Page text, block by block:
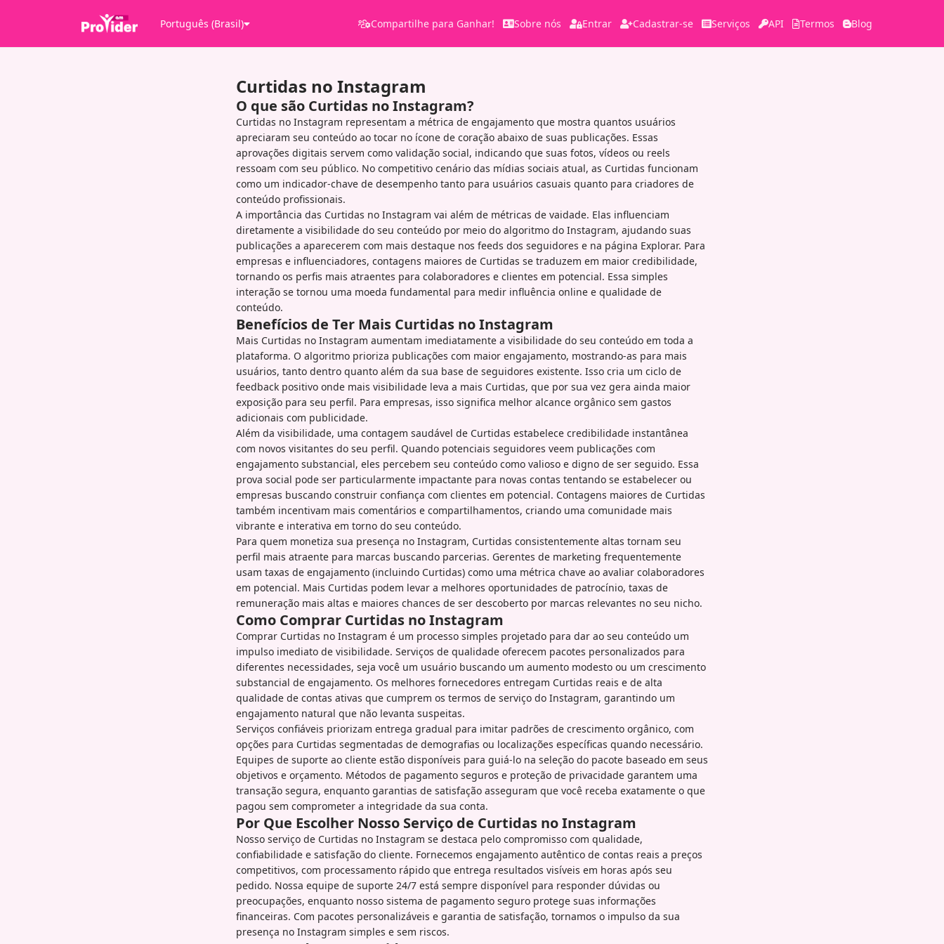
Português (Brasil) Compartilhe para Ganhar! Sobre nós Entrar Cadastrar-se Serviços API Termos Blog
Curtidas no Instagram
O que são Curtidas no Instagram?
Curtidas no Instagram representam a métrica de engajamento que mostra quantos usuários
apreciaram seu conteúdo ao tocar no ícone de coração abaixo de suas publicações. Essas
aprovações digitais servem como validação social, indicando que suas fotos, vídeos ou reels
ressoam com seu público. No competitivo cenário das mídias sociais atual, as Curtidas funcionam
como um indicador-chave de desempenho tanto para usuários casuais quanto para criadores de
conteúdo profissionais.
A importância das Curtidas no Instagram vai além de métricas de vaidade. Elas influenciam
diretamente a visibilidade do seu conteúdo por meio do algoritmo do Instagram, ajudando suas
publicações a aparecerem com mais destaque nos feeds dos seguidores e na página Explorar. Para
empresas e influenciadores, contagens maiores de Curtidas se traduzem em maior credibilidade,
tornando os perfis mais atraentes para colaboradores e clientes em potencial. Essa simples
interação se tornou uma moeda fundamental para medir influência online e qualidade de
conteúdo.
Benefícios de Ter Mais Curtidas no Instagram
Mais Curtidas no Instagram aumentam imediatamente a visibilidade do seu conteúdo em toda a
plataforma. O algoritmo prioriza publicações com maior engajamento, mostrando-as para mais
usuários, tanto dentro quanto além da sua base de seguidores existente. Isso cria um ciclo de
feedback positivo onde mais visibilidade leva a mais Curtidas, que por sua vez gera ainda maior
exposição para seu perfil. Para empresas, isso significa melhor alcance orgânico sem gastos
adicionais com publicidade.
Além da visibilidade, uma contagem saudável de Curtidas estabelece credibilidade instantânea
com novos visitantes do seu perfil. Quando potenciais seguidores veem publicações com
engajamento substancial, eles percebem seu conteúdo como valioso e digno de ser seguido. Essa
prova social pode ser particularmente impactante para novas contas tentando se estabelecer ou
empresas buscando construir confiança com clientes em potencial. Contagens maiores de Curtidas
também incentivam mais comentários e compartilhamentos, criando uma comunidade mais
vibrante e interativa em torno do seu conteúdo.
Para quem monetiza sua presença no Instagram, Curtidas consistentemente altas tornam seu
perfil mais atraente para marcas buscando parcerias. Gerentes de marketing frequentemente
usam taxas de engajamento (incluindo Curtidas) como uma métrica chave ao avaliar colaboradores
em potencial. Mais Curtidas podem levar a melhores oportunidades de patrocínio, taxas de
remuneração mais altas e maiores chances de ser descoberto por marcas relevantes no seu nicho.
Como Comprar Curtidas no Instagram
Comprar Curtidas no Instagram é um processo simples projetado para dar ao seu conteúdo um
impulso imediato de visibilidade. Serviços de qualidade oferecem pacotes personalizados para
diferentes necessidades, seja você um usuário buscando um aumento modesto ou um crescimento
substancial de engajamento. Os melhores fornecedores entregam Curtidas reais e de alta
qualidade de contas ativas que cumprem os termos de serviço do Instagram, garantindo um
engajamento natural que não levanta suspeitas.
Serviços confiáveis priorizam entrega gradual para imitar padrões de crescimento orgânico, com
opções para Curtidas segmentadas de demografias ou localizações específicas quando necessário.
Equipes de suporte ao cliente estão disponíveis para guiá-lo na seleção do pacote baseado em seus
objetivos e orçamento. Métodos de pagamento seguros e proteção de privacidade garantem uma
transação segura, enquanto garantias de satisfação asseguram que você receba exatamente o que
pagou sem comprometer a integridade da sua conta.
Por Que Escolher Nosso Serviço de Curtidas no Instagram
Nosso serviço de Curtidas no Instagram se destaca pelo compromisso com qualidade,
confiabilidade e satisfação do cliente. Fornecemos engajamento autêntico de contas reais a preços
competitivos, com processamento rápido que entrega resultados visíveis em horas após seu
pedido. Nossa equipe de suporte 24/7 está sempre disponível para responder dúvidas ou
preocupações, enquanto nosso sistema de pagamento seguro protege suas informações
financeiras. Com pacotes personalizáveis e garantia de satisfação, tornamos o impulso da sua
presença no Instagram simples e sem riscos.